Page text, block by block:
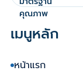
เมนูหลัก
หน้าแรก